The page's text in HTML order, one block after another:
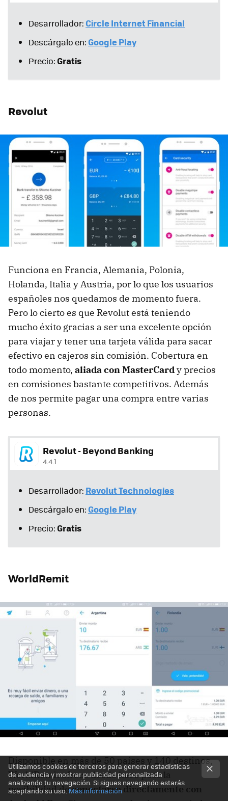
Desarrollador: Circle Internet Financial
Descárgalo en: Google Play
Precio:Gratis
Revolut
Funciona en Francia, Alemania, Polonia,
Holanda, Italia y Austria, por lo que los usuarios
españoles nos quedamos de momento fuera.
Pero lo cierto es que Revolut está teniendo
mucho éxito gracias a ser una excelente opción
para viajar y tener una tarjeta válida para sacar
efectivo en cajeros sin comisión. Cobertura en
todo momento, aliada con MasterCardy precios
en comisiones bastante competitivos. Además
de nos permite pagar una compra entre varias
personas.
Revolut - Beyond Banking
4.4.1
Desarrollador: Revolut Technologies
Descárgalo en: Google Play
Precio:Gratis
WorldRemit
Disponible en más de 50 países y 140 destinos,
WorldRemit ofrece desde hace poco la
posibilidad deconectarse directamente con
Utilizamos cookies de terceros para generar estadísticas
de audiencia y mostrar publicidad personalizada
analizando tu navegación. Si sigues navegando estarás
aceptando su uso.Más información